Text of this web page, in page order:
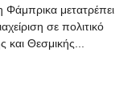
Φάμπρικα μετατρέπει
σε πολιτικό
και Θεσμικής...